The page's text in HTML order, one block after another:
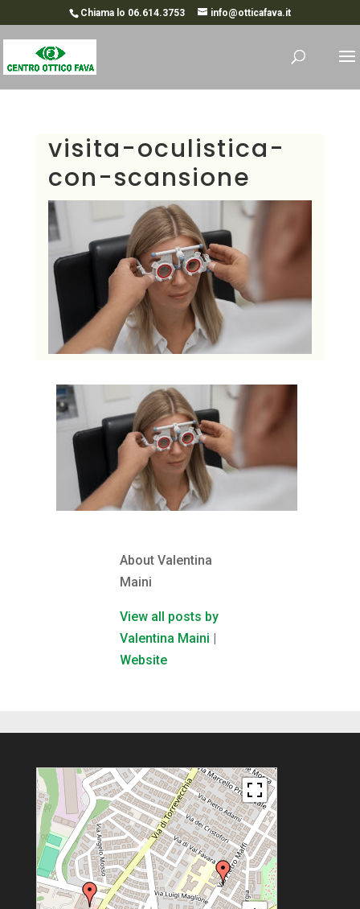
Chiama lo 06.614.3753 info@otticafava.it
visita-oculistica-
con-scansione
About Valentina
Maini
View all posts by
Valentina Maini |
Website